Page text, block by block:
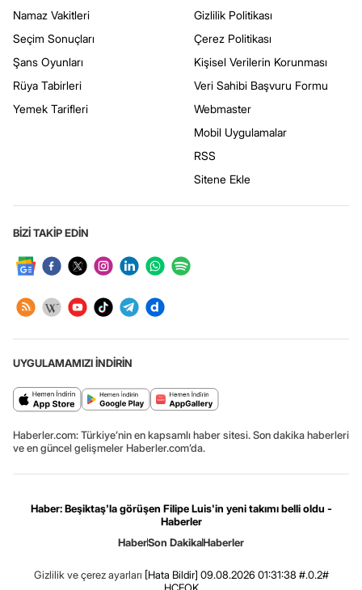
Namaz Vakitleri
Seçim Sonuçları
Şans Oyunları
Rüya Tabirleri
Yemek Tarifleri
Gizlilik Politikası
Çerez Politikası
Kişisel Verilerin Korunması
Veri Sahibi Başvuru Formu
Webmaster
Mobil Uygulamalar
RSS
Sitene Ekle
BİZİ TAKİP EDİN
UYGULAMAMIZI İNDİRİN
Haberler.com: Türkiye’nin en kapsamlı haber sitesi. Son dakika haberleri
ve en güncel gelişmeler Haberler.com’da.
Haber: Beşiktaş'la görüşen Filipe Luis'in yeni takımı belli oldu -
Haberler
HaberSon DakikaHaberler
Gizlilik ve çerez ayarları [Hata Bildir] 09.08.2026 01:31:38 #.0.2#